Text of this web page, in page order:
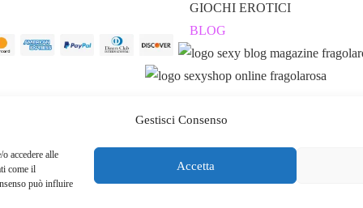
Gestisci Consenso
accedere alle
come il
può influire
Accetta
GIOCHI EROTICI
BLOG